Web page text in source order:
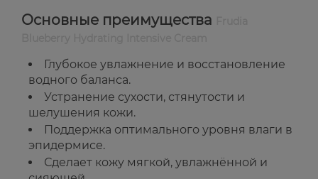
Основные преимущества
Глубокое увлажнение и восстановление
водного баланса.
Устранение сухости, стянутости и
шелушения кожи.
Поддержка оптимального уровня влаги в
эпидермисе.
Сделает кожу мягкой, увлажнённой и